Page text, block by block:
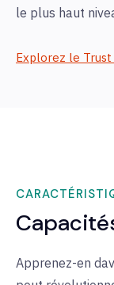
le plus haut
Explorez le
Apprenez-en